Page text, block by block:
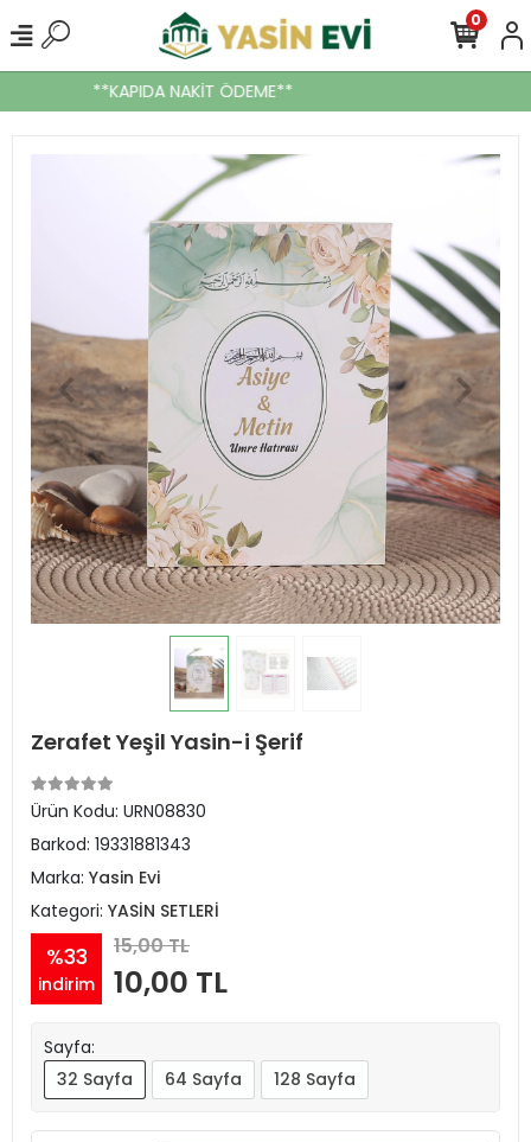
**KAPIDA NAKİT ÖDEME**
0
Zerafet Yeşil Yasin-i Şerif
Ürün Kodu: URN08830
Barkod: 19331881343
Marka: Yasin Evi
Kategori: YASİN SETLERİ
%33
indirim
15,00 TL
10,00 TL
Sayfa:
32 Sayfa
64 Sayfa 128 Sayfa